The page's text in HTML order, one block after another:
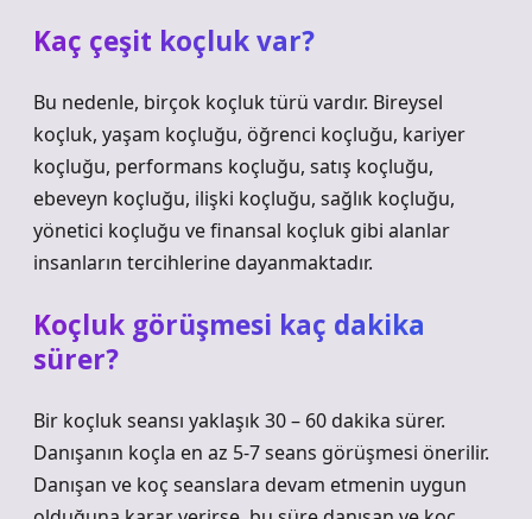
Kaç çeşit koçluk var?
Bu nedenle, birçok koçluk türü vardır. Bireysel
koçluk, yaşam koçluğu, öğrenci koçluğu, kariyer
koçluğu, performans koçluğu, satış koçluğu,
ebeveyn koçluğu, ilişki koçluğu, sağlık koçluğu,
yönetici koçluğu ve finansal koçluk gibi alanlar
insanların tercihlerine dayanmaktadır.
Koçluk görüşmesi kaç dakika
sürer?
Bir koçluk seansı yaklaşık 30 – 60 dakika sürer.
Danışanın koçla en az 5-7 seans görüşmesi önerilir.
Danışan ve koç seanslara devam etmenin uygun